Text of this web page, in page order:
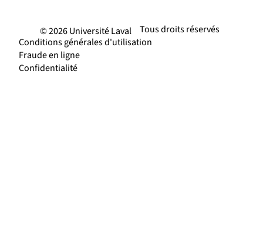
Tous droits réservés
© 2026 Université Laval
Conditions générales d'utilisation
Fraude en ligne
Confidentialité